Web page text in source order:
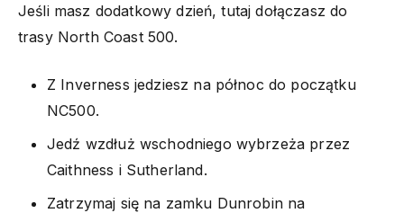
Jeśli masz dodatkowy dzień, tutaj dołączasz do
trasy North Coast 500.
Z Inverness jedziesz na północ do początku
NC500.
Jedź wzdłuż wschodniego wybrzeża przez
Caithness i Sutherland.
Zatrzymaj się na zamku Dunrobin na